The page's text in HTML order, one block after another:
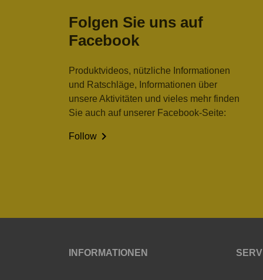
Folgen Sie uns auf
Facebook
Produktvideos, nützliche Informationen
und Ratschläge, Informationen über
unsere Aktivitäten und vieles mehr finden
Sie auch auf unserer Facebook-Seite:
Follow 
INFORMATIONEN